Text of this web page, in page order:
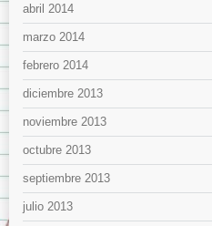
abril 2014
marzo 2014
febrero 2014
diciembre 2013
noviembre 2013
octubre 2013
septiembre 2013
julio 2013